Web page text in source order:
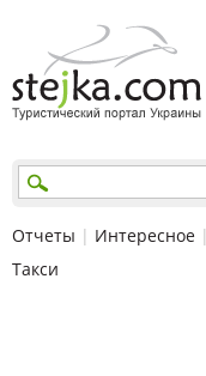
Отчеты | Интересное |
Такси